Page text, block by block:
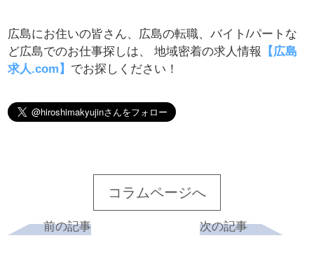
広島にお住いの皆さん、広島の転職、バイト/パートな
ど広島でのお仕事探しは、 地域密着の求人情報
【広島
求人.com】 でお探しください！
コラムページへ
前の記事 次の記事